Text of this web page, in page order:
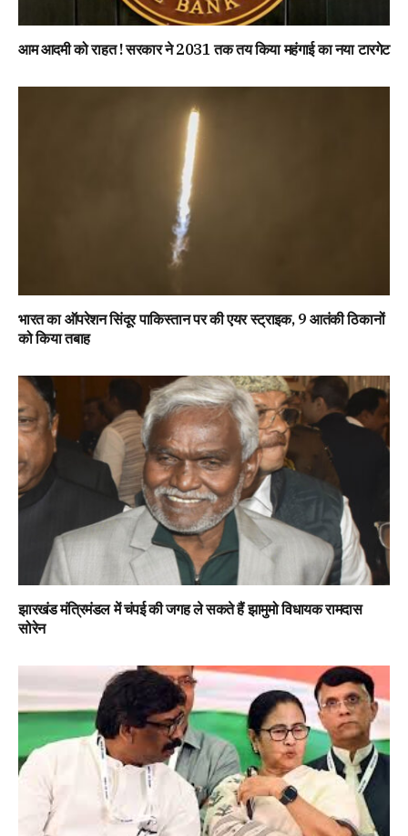
आम आदमी को राहत ! सरकार ने 2031 तक तय किया महंगाई का नया टारगेट
भारत का ऑपरेशन सिंदूर पाकिस्तान पर की एयर स्ट्राइक, 9 आतंकी ठिकानों
को किया तबाह
झारखंड मंत्रिमंडल में चंपई की जगह ले सकते हैं झामुमो विधायक रामदास
सोरेन